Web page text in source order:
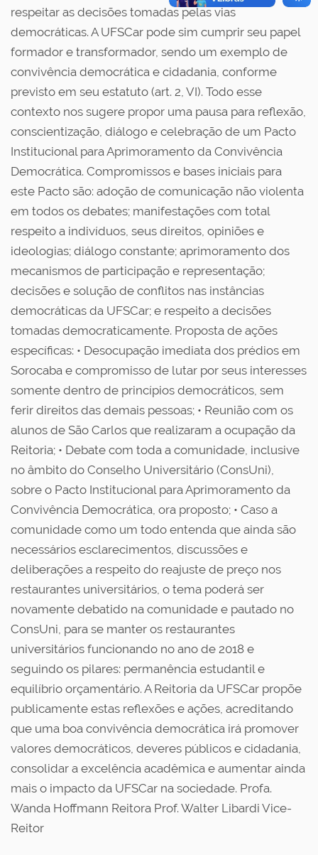
respeitar as decisões tomadas pelas vias
democráticas. A UFSCar pode sim cumprir seu papel
formador e transformador, sendo um exemplo de
convivência democrática e cidadania, conforme
previsto em seu estatuto (art. 2, VI). Todo esse
contexto nos sugere propor uma pausa para reflexão,
conscientização, diálogo e celebração de um Pacto
Institucional para Aprimoramento da Convivência
Democrática. Compromissos e bases iniciais para
este Pacto são: adoção de comunicação não violenta
em todos os debates; manifestações com total
respeito a indivíduos, seus direitos, opiniões e
ideologias; diálogo constante; aprimoramento dos
mecanismos de participação e representação;
decisões e solução de conflitos nas instâncias
democráticas da UFSCar; e respeito a decisões
tomadas democraticamente. Proposta de ações
específicas: • Desocupação imediata dos prédios em
Sorocaba e compromisso de lutar por seus interesses
somente dentro de princípios democráticos, sem
ferir direitos das demais pessoas; • Reunião com os
alunos de São Carlos que realizaram a ocupação da
Reitoria; • Debate com toda a comunidade, inclusive
no âmbito do Conselho Universitário (ConsUni),
sobre o Pacto Institucional para Aprimoramento da
Convivência Democrática, ora proposto; • Caso a
comunidade como um todo entenda que ainda são
necessários esclarecimentos, discussões e
deliberações a respeito do reajuste de preço nos
restaurantes universitários, o tema poderá ser
novamente debatido na comunidade e pautado no
ConsUni, para se manter os restaurantes
universitários funcionando no ano de 2018 e
seguindo os pilares: permanência estudantil e
equilíbrio orçamentário. A Reitoria da UFSCar propõe
publicamente estas reflexões e ações, acreditando
que uma boa convivência democrática irá promover
valores democráticos, deveres públicos e cidadania,
consolidar a excelência acadêmica e aumentar ainda
mais o impacto da UFSCar na sociedade. Profa.
Wanda Hoffmann Reitora Prof. Walter Libardi Vice-
Reitor